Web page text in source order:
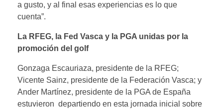
a gusto, y al final esas experiencias es lo que
cuenta”.
La RFEG, la Fed Vasca y la PGA unidas por la
promoción del golf
Gonzaga Escauriaza, presidente de la RFEG;
Vicente Sainz, presidente de la Federación Vasca; y
Ander Martínez, presidente de la PGA de España
estuvieron departiendo en esta jornada inicial sobre